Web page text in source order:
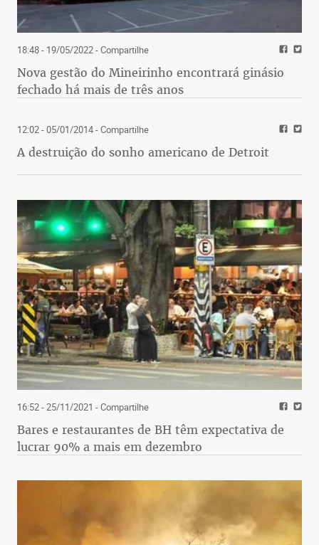
18:48 - 19/05/2022- Compartilhe
Nova gestão do Mineirinho encontrará ginásio
fechado há mais de três anos
12:02 - 05/01/2014- Compartilhe
A destruição do sonho americano de Detroit
16:52 - 25/11/2021 - Compartilhe
Bares e restaurantes de BH têm expectativa de
lucrar 90% a mais em dezembro